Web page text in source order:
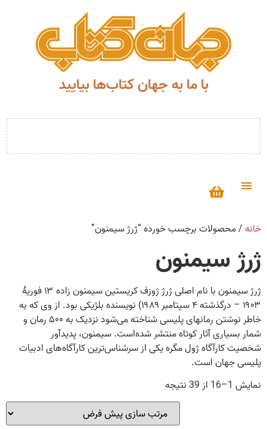
با ما به جهان کتاب‌ها بیایید
خانه / محصولات برچسب خورده “ژرژ سیمنون”
ژرژ سیمنون
ژرژ سیمنون با نام اصلی ژرژ ژوزف کریستین سیمنون زاده ۱۳ فوریهٔ
۱۹۰۳ – درگذشته ۴ سپتامبر ۱۹۸۹) نویسنده بلژیکی بود. از وی که به
خاطر نوشتن رمانهای پلیسی شناخته می‌شود نزدیک به ۵۰۰ رمان و
شمار بسیاری آثار کوتاه منتشر شده‌است. سیمنون، پدیدآور
شخصیت کارآگاه ژول مگره یکی از سرشناس‌ترین کارآگاه‌های ادبیات
پلیسی جهان است.
نمایش 1–16 از 39 نتیجه